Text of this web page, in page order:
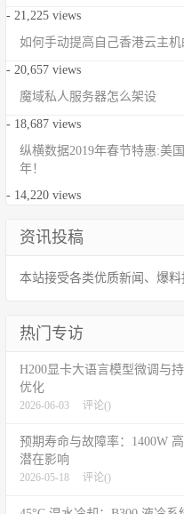
- 21,225 views
如何手动提高自己香港云主机
- 20,657 views
魔域私人服务器怎么架设
- 18,687 views
纵横数据2019年春节特惠:美
年！
- 14,220 views
资讯投稿
本站接受各类优质新闻、爆
热门专访
H200显卡大语言模型微调与
优化
2026-06-03 评论()
预期寿命与故障率：1400W
潜在影响
2026-05-18 评论()